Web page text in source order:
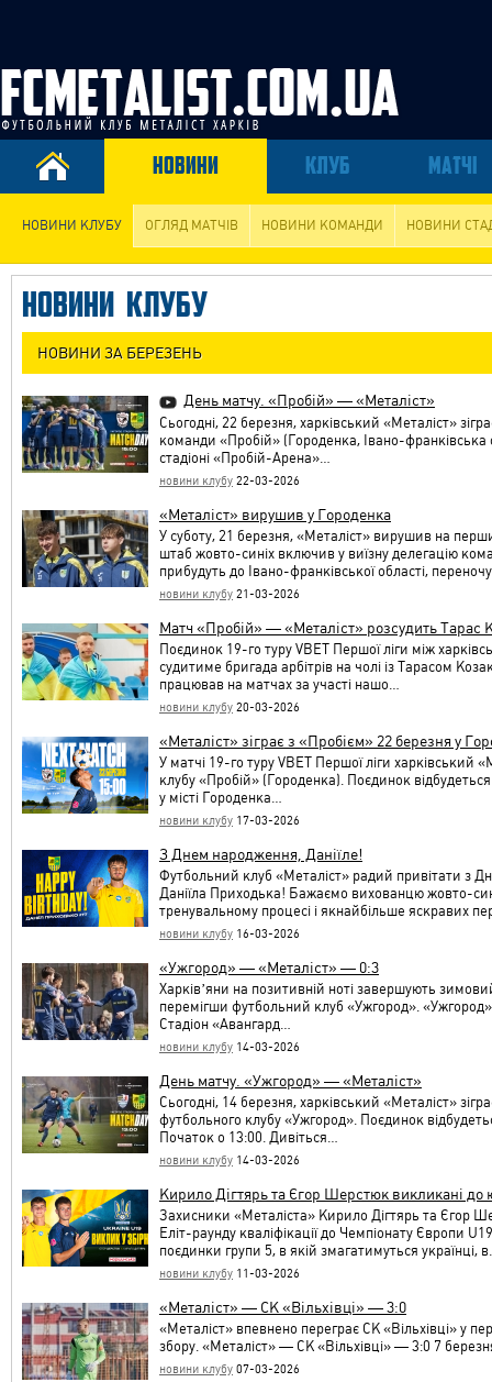
НОВИНИ КЛУБ МАТЧІ
НОВИНИ КЛУБУ ОГЛЯД МАТЧІВ НОВИНИ КОМАНДИ НОВИНИ
НОВИНИ КЛУБУ
НОВИНИ ЗА БЕРЕЗЕНЬ
День матчу. «Пробій» — «Металіст»
Сьогодні, 22 березня, харківський «Металіст»
команди «Пробій» (Городенка, Івано-
стадіоні «Пробій-Арена»…
новини клубу 22-03-2026
«Металіст» вирушив у Городенка
У суботу, 21 березня, «Металіст» вирушив на
штаб жовто-синіх включив у виїзну делегацію
прибудуть до Івано-франківської області,
новини клубу 21-03-2026
Матч «Пробій» — «Металіст» розсудить Тарас
Поєдинок 19-го туру VBET Першої ліги між
судитиме бригада арбітрів на чолі із Тарасом
працював на матчах за участі нашо…
новини клубу 20-03-2026
«Металіст» зіграє з «Пробієм» 22 березня у
У матчі 19-го туру VBET Першої ліги харківський
клубу «Пробій» (Городенка). Поєдинок
у місті Городенка…
новини клубу 17-03-2026
З Днем народження, Даніїле!
Футбольний клуб «Металіст» радий привітати з
Даніїла Приходька! Бажаємо вихованцю жовто-
тренувальному процесі і якнайбільше яскравих
новини клубу 16-03-2026
«Ужгород» — «Металіст» — 0:3
Харківʼяни на позитивній ноті завершують
перемігши футбольний клуб «Ужгород».
Стадіон «Авангард…
новини клубу 14-03-2026
День матчу. «Ужгород» — «Металіст»
Сьогодні, 14 березня, харківський «Металіст»
футбольного клубу «Ужгород». Поєдинок
Початок о 13:00. Дивіться…
новини клубу 14-03-2026
Кирило Дігтярь та Єгор Шерстюк викликані до
Захисники «Металіста» Кирило Дігтярь та Єгор
Еліт-раунду кваліфікації до Чемпіонату Європи
поєдинки групи 5, в якій змагатимуться українці,
новини клубу 11-03-2026
«Металіст» — СК «Вільхівці» — 3:0
«Металіст» впевнено переграє СК «Вільхівці» у
збору. «Металіст» — СК «Вільхівці» — 3:0 7
новини клубу 07-03-2026